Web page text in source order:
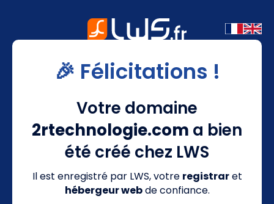
🎉 Félicitations !
Votre domaine
2rtechnologie.com a bien
été créé chez LWS
Il est enregistré par LWS, votre registraret
hébergeur webde confiance.